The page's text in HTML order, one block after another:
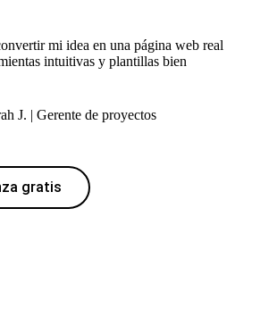
mi idea en una página web real
intuitivas y plantillas bien
J. | Gerente de proyectos
gratis